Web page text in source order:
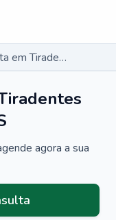
Dermatologista em Tiradentes do Sul - RS
agora a sua